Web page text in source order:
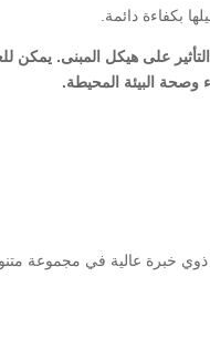
بكفاءة دائمة.
على هيكل المبنى. يمكن
وصحة البيئة المحيطة.
ذوي خبرة عالية في مجموعة